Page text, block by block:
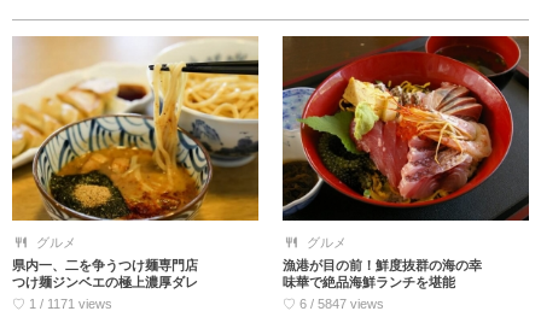
グルメ
県内一、二を争うつけ麺専門店
つけ麺ジンベエの極上濃厚ダレ
♡ 1 / 1171 views
グルメ
漁港が目の前！鮮度抜群の海の幸
味華で絶品海鮮ランチを堪能
♡ 6 / 5847 views